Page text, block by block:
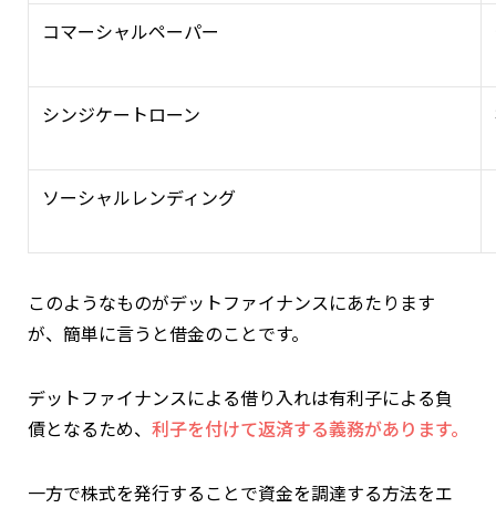
コマーシャルペーパー
シンジケートローン
ソーシャルレンディング
このようなものがデットファイナンスにあたります
が、簡単に言うと借金のことです。
デットファイナンスによる借り入れは有利子による負
債となるため、 利子を付けて返済する義務があります。
一方で株式を発行することで資金を調達する方法をエ